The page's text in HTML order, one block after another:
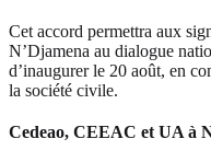
Cet accord permettra aux
N’Djamena au dialogue
d’inaugurer le 20 août, en
la société civile.
Cedeao, CEEAC et UA à